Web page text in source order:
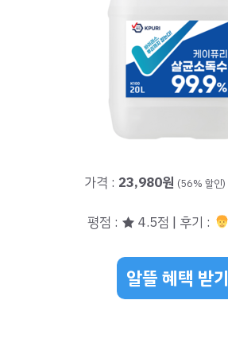
가격 : 23,980원 (56% 할인)
평점 : ★ 4.5점 | 후기 :
알뜰 혜택 받기